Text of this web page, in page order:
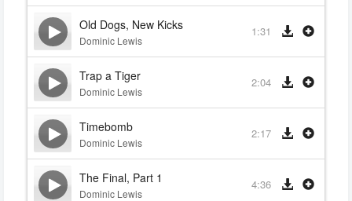
Old Dogs, New Kicks
Dominic Lewis
1:31
Trap a Tiger
Dominic Lewis
2:04
Timebomb
Dominic Lewis
2:17
The Final, Part 1
Dominic Lewis
4:36